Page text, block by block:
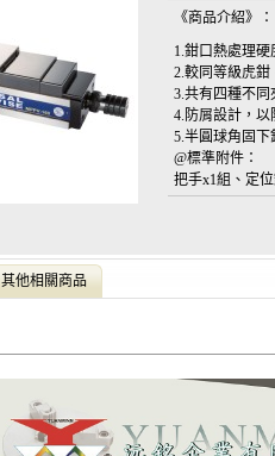
《商品介紹》：
1.鉗口熱處理硬
2.較同等級虎鉗
3.共有四種不同
4.防屑設計，以
5.半圓球角固下
@標準附件：
把手x1組、定
其他相關商品